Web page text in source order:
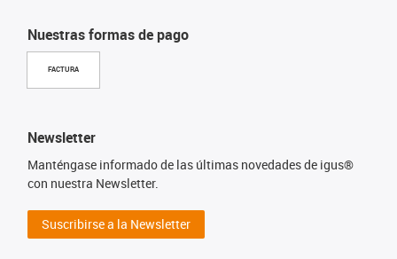
Nuestras formas de pago
FACTURA
Newsletter
Manténgase informado de las últimas novedades de igus®
con nuestra Newsletter.
Suscribirse a la Newsletter